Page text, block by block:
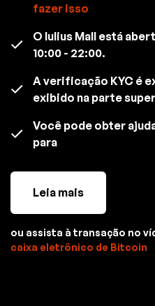
fazer isso
O Iulius Mall está
10:00 - 22:00.
A verificação KYC é
exibido na parte
Você pode obter
para
Leia mais
ou assista à transação no
caixa eletrônico de Bitcoin